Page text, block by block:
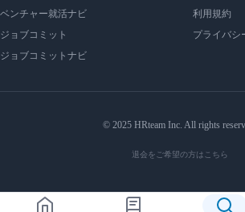
ベンチャー就活ナビ
ジョブコミット
ジョブコミットナビ
利用規約
プライバシ
© 2025 HRteam Inc. All rights
退会をご希望の方はこちら